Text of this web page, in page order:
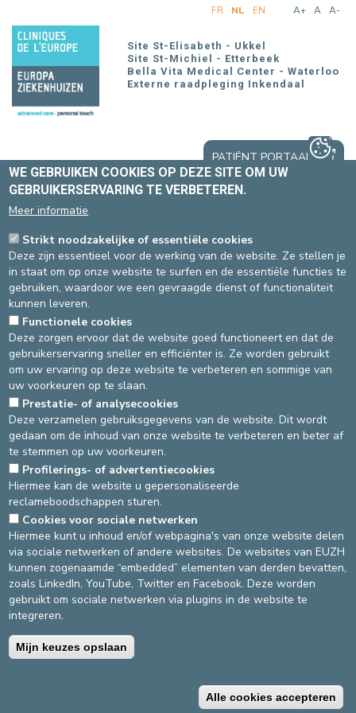
en
naar
inhoud
gaan
A+ A A-
FR NL EN
Site St-Elisabeth - Ukkel
Site St-Michiel - Etterbeek
Bella Vita Medical Center - Waterloo
Externe raadpleging Inkendaal
PATIËNT PORTAAL
Home Over ons Comités Ethisch Comité
TARIEVEN ETHISCH
COMITÉ
KLINISCHE STUDIES
TARIEVEN FORMULIEREN
We nodigen u uit op de tarieven op desite van fagg
raadplegen.
DEVELOP / REDUCE
asbl Cliniques de l’Europe – Europa Ziekenhuizen vzw
N° d’entreprise : 0432011571
Algemene gebruiksvoorwaarden
Facturatievoorwaarden
WE GEBRUIKEN COOKIES OP DEZE SITE OM UW
GEBRUIKERSERVARING TE VERBETEREN.
Meer informatie
Strikt noodzakelijke of essentiële cookies
Deze zijn essentieel voor de werking van de website. Ze stellen je
in staat om op onze website te surfen en de essentiële functies te
gebruiken, waardoor we een gevraagde dienst of functionaliteit
kunnen leveren.
Functionele cookies
Deze zorgen ervoor dat de website goed functioneert en dat de
gebruikerservaring sneller en efficiënter is. Ze worden gebruikt
om uw ervaring op deze website te verbeteren en sommige van
uw voorkeuren op te slaan.
Prestatie- of analysecookies
Deze verzamelen gebruiksgegevens van de website. Dit wordt
gedaan om de inhoud van onze website te verbeteren en beter af
te stemmen op uw voorkeuren.
Profilerings- of advertentiecookies
Hiermee kan de website u gepersonaliseerde
reclameboodschappen sturen.
Cookies voor sociale netwerken
Hiermee kunt u inhoud en/of webpagina's van onze website delen
via sociale netwerken of andere websites. De websites van EUZH
kunnen zogenaamde “embedded” elementen van derden bevatten,
zoals LinkedIn, YouTube, Twitter en Facebook. Deze worden
gebruikt om sociale netwerken via plugins in de website te
integreren.
Mijn keuzes opslaan
Alle cookies accepteren